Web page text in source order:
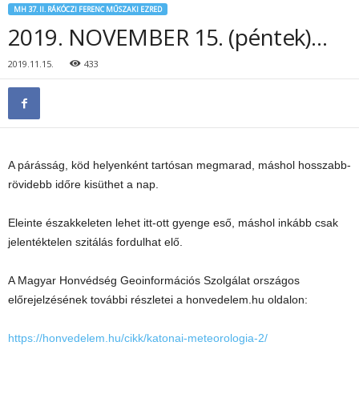
MH 37. II. RÁKÓCZI FERENC MŰSZAKI EZRED
2019. NOVEMBER 15. (péntek)…
2019.11.15. 433
A párásság, köd helyenként tartósan megmarad, máshol hosszabb-
rövidebb időre kisüthet a nap.
Eleinte északkeleten lehet itt-ott gyenge eső, máshol inkább csak
jelentéktelen szitálás fordulhat elő.
A Magyar Honvédség Geoinformációs Szolgálat országos
előrejelzésének további részletei a honvedelem.hu oldalon:
https://honvedelem.hu/cikk/katonai-meteorologia-2/